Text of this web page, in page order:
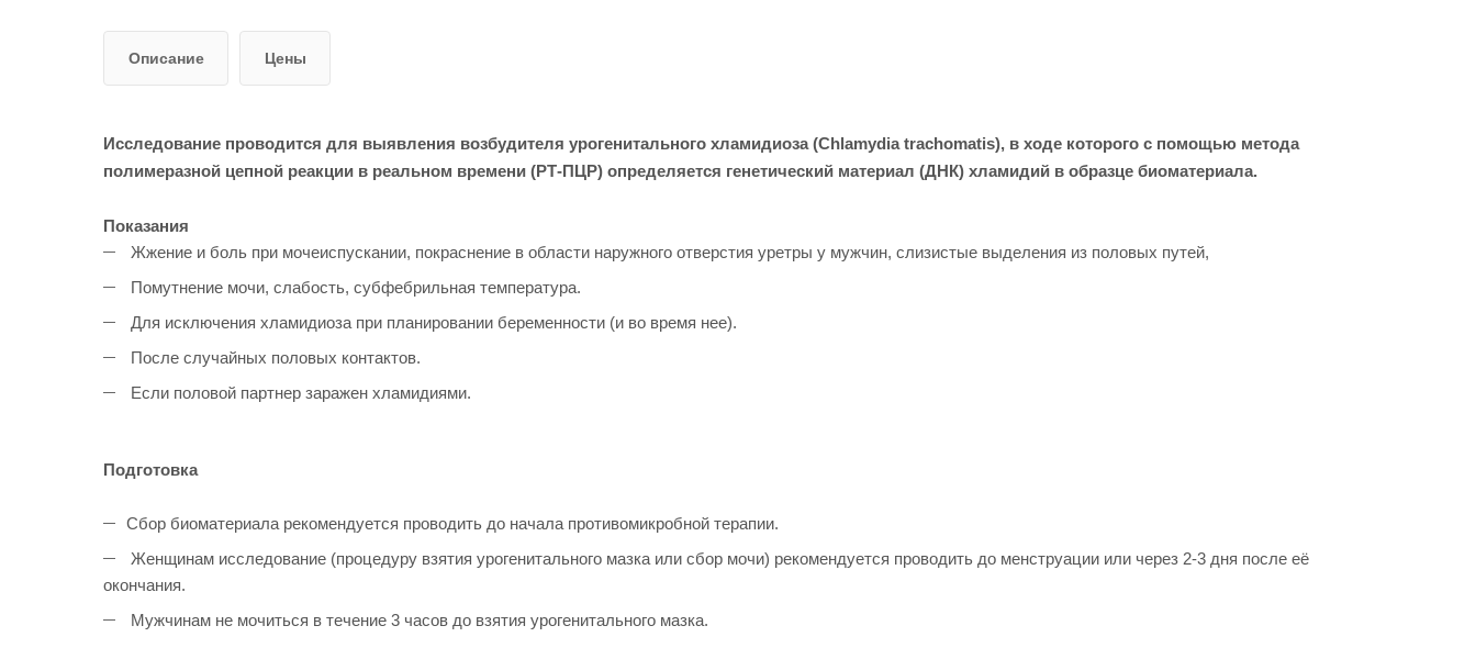
Описание Цены
Исследование проводится для выявления возбудителя урогенитального хламидиоза (Chlamydia trachomatis), в ходе которого с помощью метода
полимеразной цепной реакции в реальном времени (РТ-ПЦР) определяется генетический материал (ДНК) хламидий в образце биоматериала.
Показания
Жжение и боль при мочеиспускании, покраснение в области наружного отверстия уретры у мужчин, слизистые выделения из половых путей,
Помутнение мочи, слабость, субфебрильная температура.
Для исключения хламидиоза при планировании беременности (и во время нее).
После случайных половых контактов.
Если половой партнер заражен хламидиями.
Подготовка
Сбор биоматериала рекомендуется проводить до начала противомикробной терапии.
Женщинам исследование (процедуру взятия урогенитального мазка или сбор мочи) рекомендуется проводить до менструации или через 2-3 дня после её
окончания.
Мужчинам не мочиться в течение 3 часов до взятия урогенитального мазка.